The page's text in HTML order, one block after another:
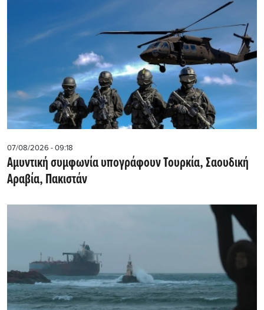
07/08/2026 - 09:18
Αμυντική συμφωνία υπογράφουν Τουρκία, Σαουδική
Αραβία, Πακιστάν